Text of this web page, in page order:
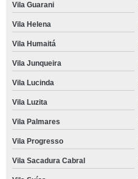
Vila Guarani
Vila Helena
Vila Humaitá
Vila Junqueira
Vila Lucinda
Vila Luzita
Vila Palmares
Vila Progresso
Vila Sacadura Cabral